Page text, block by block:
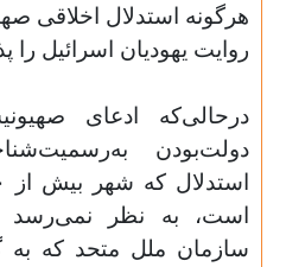
هرگونه استدلال اخلاقی
روایت یهودیان اسرائیل را
درحالی‌که ادعای
دولت‌بودن
است، به نظر
سازمان ملل متحد که به